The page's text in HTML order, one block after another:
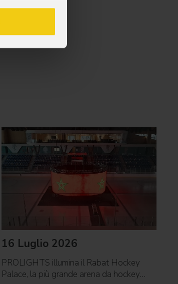
16 Luglio 2026
PROLIGHTS illumina il Rabat Hockey
Palace, la più grande arena da hockey